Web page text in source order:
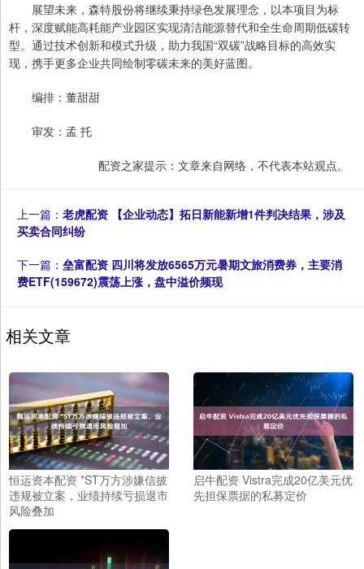
展望未来，森特股份将继续秉持绿色发展理念，以本项目为标
杆，深度赋能高耗能产业园区实现清洁能源替代和全生命周期低碳转
型。通过技术创新和模式升级，助力我国“双碳”战略目标的高效实
现，携手更多企业共同绘制零碳未来的美好蓝图。
编排：董甜甜
审发：孟 托
配资之家提示：文章来自网络，不代表本站观点。
上一篇： 老虎配资 【企业动态】拓日新能新增1件判决结果，涉及
买卖合同纠纷
下一篇： 垒富配资 四川将发放6565万元暑期文旅消费券，主要消
费ETF(159672)震荡上涨，盘中溢价频现
相关文章
恒运资本配资 *ST万方涉嫌信披
违规被立案，业绩持续亏损退市
风险叠加
启牛配资 Vistra完成20亿美元优
先担保票据的私募定价